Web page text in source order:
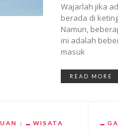
Wajarlah jika
berada di
Namun,
ini adalah
masuk
READ MORE
WISATA